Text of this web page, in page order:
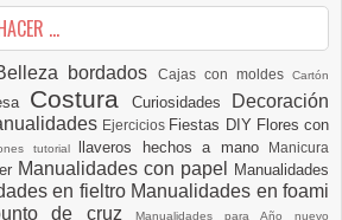
...
bordados Cajas con moldesCartón
Costura Curiosidades Decoración
Ejercicios Fiestas DIY Flores con
tutorial llaveros hechos a mano Manicura
Manualidades con papel
Manualidades
en fieltro Manualidades en foami
de cruz
Manualidades para Año nuevo